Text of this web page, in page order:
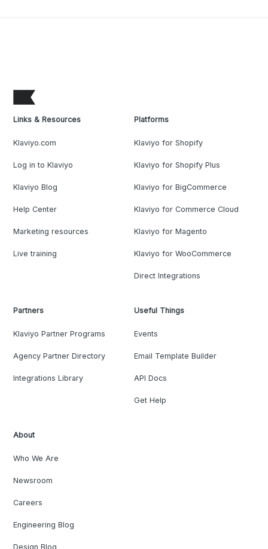
Links & Resources
Klaviyo.com
Log in to Klaviyo
Klaviyo Blog
Help Center
Marketing resources
Live training
Platforms
Klaviyo for Shopify
Klaviyo for Shopify Plus
Klaviyo for BigCommerce
Klaviyo for Commerce Cloud
Klaviyo for Magento
Klaviyo for WooCommerce
Direct Integrations
Partners
Klaviyo Partner Programs
Agency Partner Directory
Integrations Library
Useful Things
Events
Email Template Builder
API Docs
Get Help
About
Who We Are
Newsroom
Careers
Engineering Blog
Design Blog